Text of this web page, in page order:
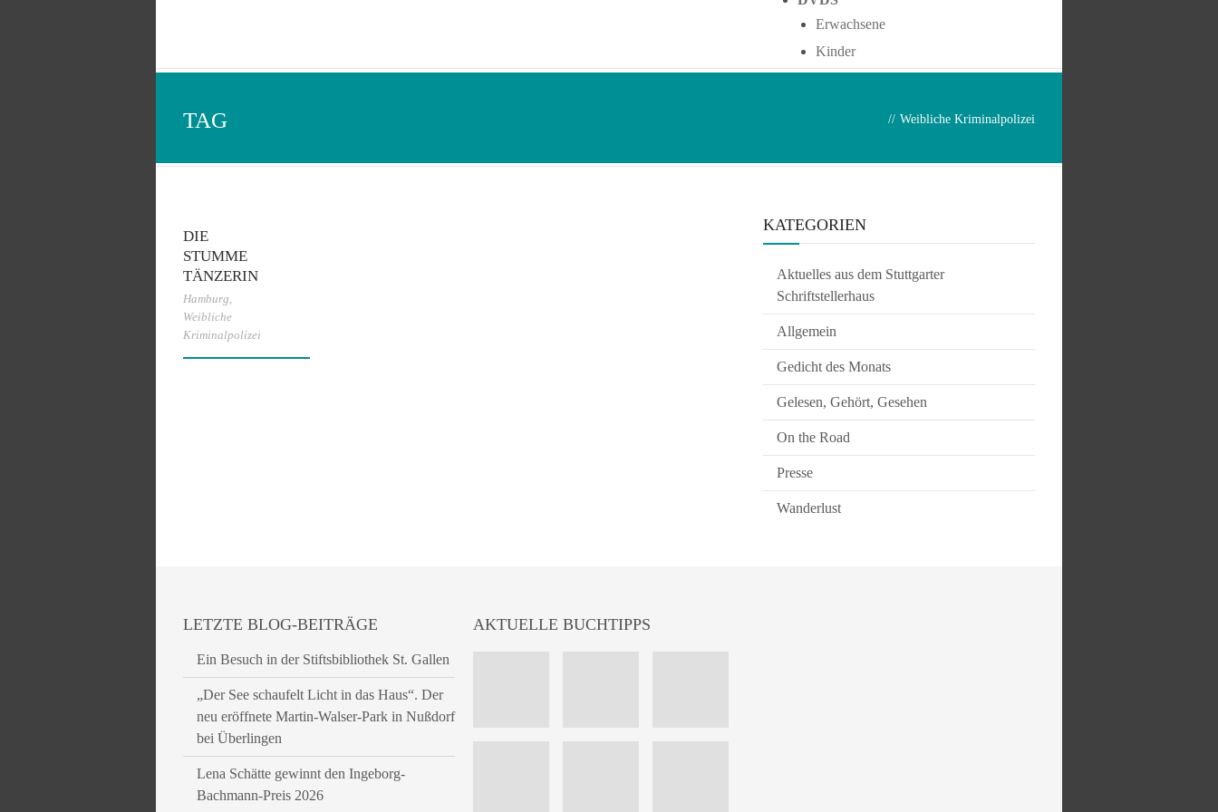
Erwachsene
Kinder
TAG // Weibliche Kriminalpolizei
DIE
STUMME
TÄNZERIN
Hamburg,
Weibliche
Kriminalpolizei
KATEGORIEN
Aktuelles aus dem Stuttgarter
Schriftstellerhaus
Allgemein
Gedicht des Monats
Gelesen, Gehört, Gesehen
On the Road
Presse
Wanderlust
LETZTE BLOG-BEITRÄGE
Ein Besuch in der Stiftsbibliothek St. Gallen
„Der See schaufelt Licht in das Haus“. Der
neu eröffnete Martin-Walser-Park in Nußdorf
bei Überlingen
Lena Schätte gewinnt den Ingeborg-
Bachmann-Preis 2026
AKTUELLE BUCHTIPPS